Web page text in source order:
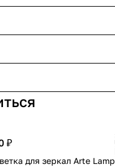
₽
для зеркал Arte Lamp